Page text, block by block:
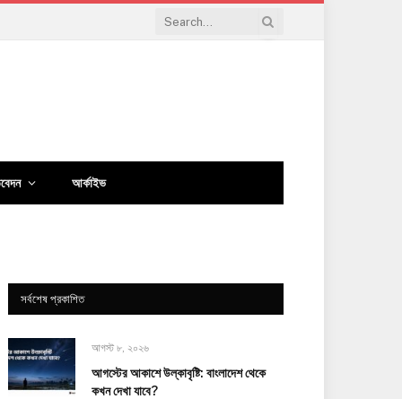
আর্কাইভ
সর্বশেষ প্রকাশিত
আগস্ট ৮, ২০২৬
আগস্টের আকাশে উল্কাবৃষ্টি: বাংলাদেশ থেকে
কখন দেখা যাবে?